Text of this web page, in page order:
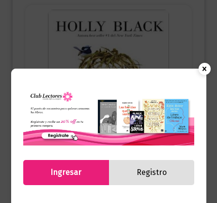
Ingresar Registro